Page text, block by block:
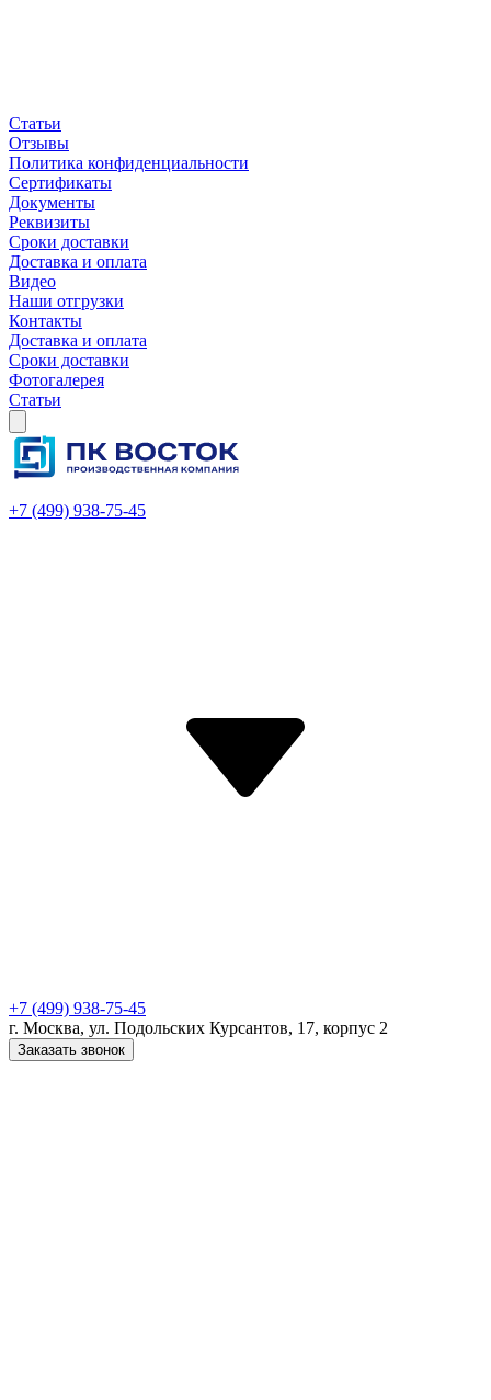
Статьи
Отзывы
Политика конфиденциальности
Сертификаты
Документы
Реквизиты
Сроки доставки
Доставка и оплата
Видео
Наши отгрузки
Контакты
Доставка и оплата
Сроки доставки
Фотогалерея
Статьи
+7 (499) 938-75-45
+7 (499) 938-75-45
г. Москва, ул. Подольских Курсантов, 17, корпус 2
Заказать звонок